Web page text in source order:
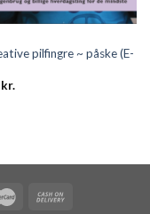
pilfingre ~ påske (E-
kr.